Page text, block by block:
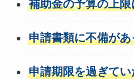
補助金の予算の上
申請書類に不備があ
申請期限を過ぎてい